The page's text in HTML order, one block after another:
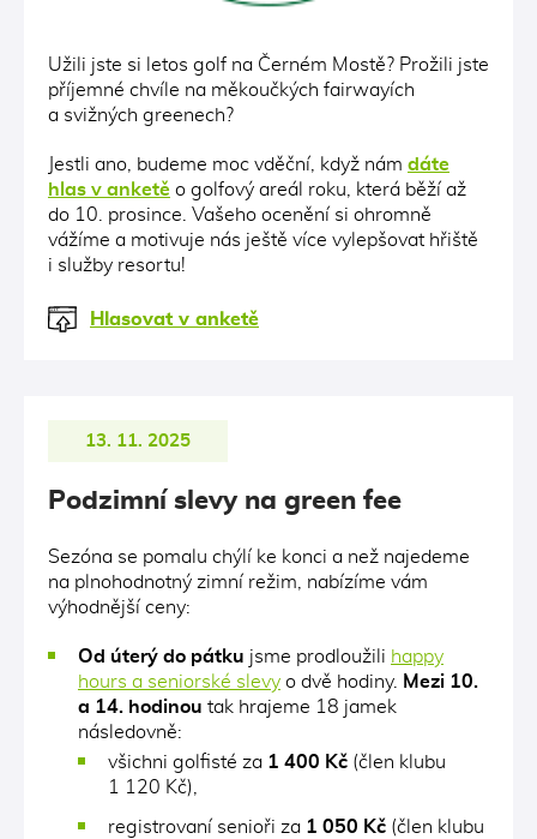
Užili jste si letos golf na Černém Mostě? Prožili jste
příjemné chvíle na měkoučkých fairwayích
a svižných greenech?
Jestli ano, budeme moc vděční, když nám dáte
hlas v anketě o golfový areál roku, která běží až
do 10. prosince. Vašeho ocenění si ohromně
vážíme a motivuje nás ještě více vylepšovat hřiště
i služby resortu!
Hlasovat v anketě
13. 11. 2025
Podzimní slevy na green fee
Sezóna se pomalu chýlí ke konci a než najedeme
na plnohodnotný zimní režim, nabízíme vám
výhodnější ceny:
Od úterý do pátku jsme prodloužili happy
hours a seniorské slevy o dvě hodiny.
Mezi 10.
a 14. hodinou tak hrajeme 18 jamek
následovně:
všichni golfisté za 1 400 Kč (člen klubu
1 120 Kč),
registrovaní senioři za 1 050 Kč (člen klubu